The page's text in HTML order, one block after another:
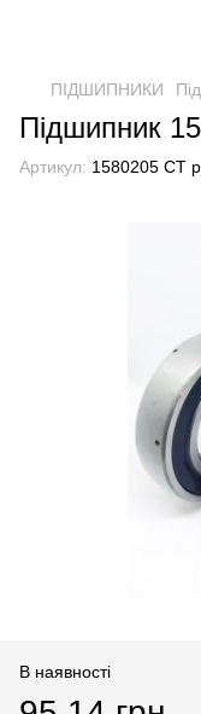
ПІДШИПНИКИ
Підшипник
Артикул: 1580205 CT
В наявності